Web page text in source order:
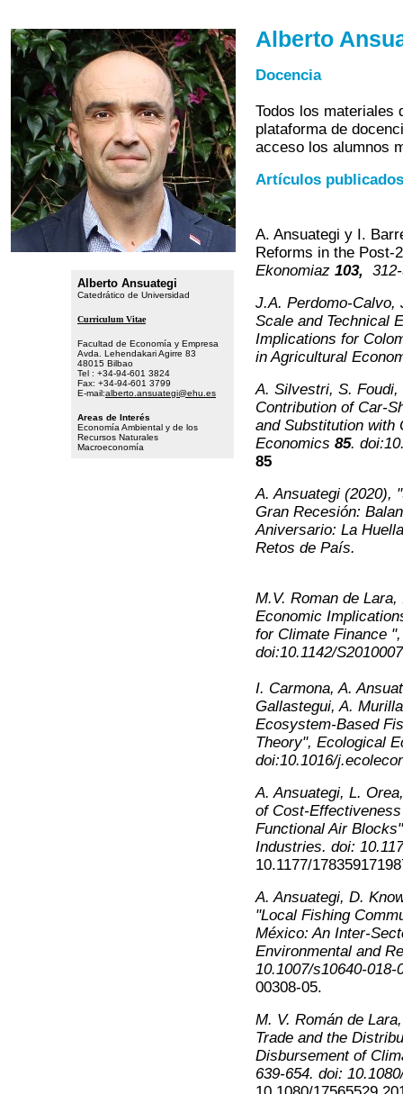
Alberto Ansuategi
Catedrático de Universidad
Curriculum Vitae
Facultad de Economía y Empresa
Avda. Lehendakari Agirre 83
48015 Bilbao
Tel : +34-94-601 3824
Fax: +34-94-601 3799
E-mail:alberto.ansuategi@ehu.es
Areas de Interés
Economía Ambiental y de los
Recursos Naturales
Macroeconomía
Alberto
Docencia
Todos los materiales
plataforma de
acceso los alumnos
Artículos publicados
A. Ansuategi y I.
Reforms in the Post-
Ekonomiaz 103,
J.A. Perdomo-Calvo,
Scale and Technical
Implications for
in Agricultural
A. Silvestri, S. Foudi,
Contribution of Car-
and Substitution with
Economics 85.
85
A. Ansuategi (2020),
Gran Recesión:
Aniversario: La
Retos de País.
M.V. Roman de
Economic
for Climate Finance
doi:10.1142/
I. Carmona, A.
Gallastegui, A.
Ecosystem-Based
Theory", Ecological
doi:10.1016/
A. Ansuategi, L.
of Cost-
Functional Air
Industries. doi:
10.1177/
A. Ansuategi, D.
"Local Fishing
México: An Inter-
Environmental and
10.1007/s10640-018-
00308-05.
M. V. Román de
Trade and the
Disbursement of
639-654. doi: